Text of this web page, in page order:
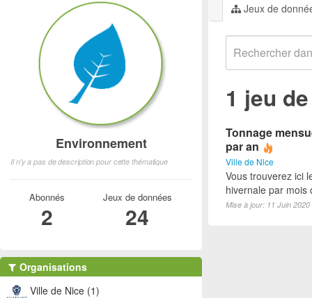
Jeux de
1 jeu
Tonnage
par an
Ville de Nice
Vous trouverez ici
hivernale par
Mise à jour: 11 Juin 2020
Environnement
Il n'y a pas de description pour cette thématique
Abonnés
2
Jeux de données
24
Organisations
Ville de Nice (1)